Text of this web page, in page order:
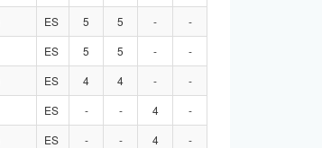
ES 5 5 -
-
ES 5 5 -
-
ES 4 4 -
-
ES - - 4
-
ES - - 4
-